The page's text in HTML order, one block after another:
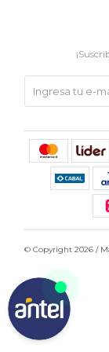
© Copyright 2026 /